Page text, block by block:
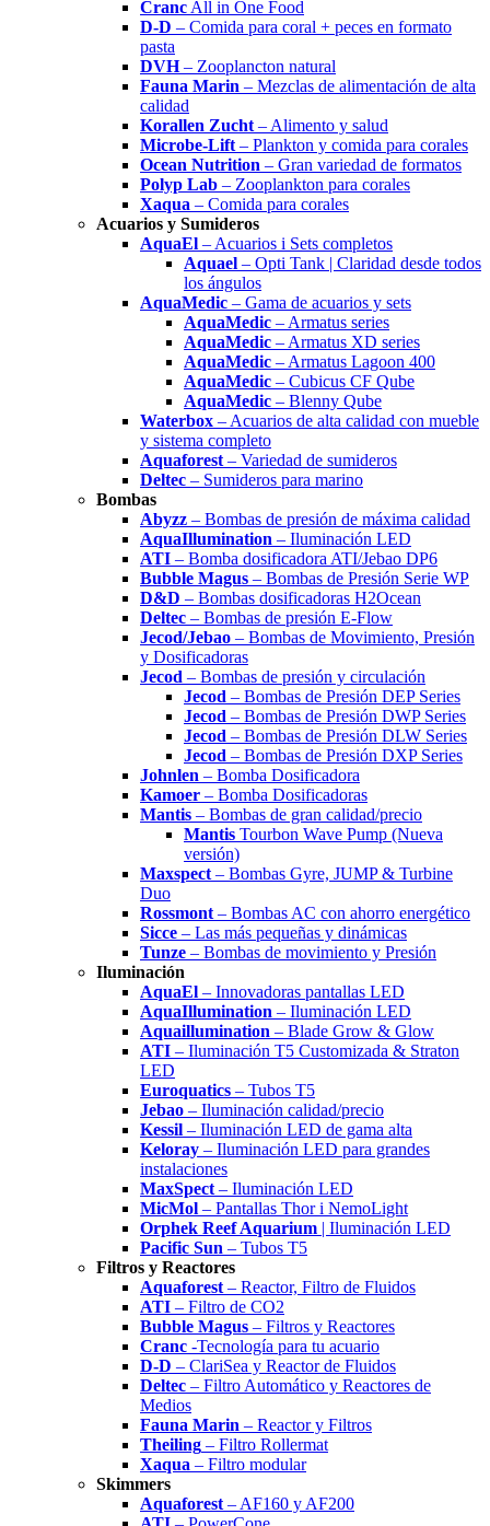
Cranc All in One Food
D-D – Comida para coral + peces en formato
pasta
DVH– Zooplancton natural
Fauna Marin – Mezclas de alimentación de alta
calidad
Korallen Zucht – Alimento y salud
Microbe-Lift – Plankton y comida para corales
Ocean Nutrition – Gran variedad de formatos
Polyp Lab – Zooplankton para corales
Xaqua – Comida para corales
Acuarios y Sumideros
AquaEl – Acuarios i Sets completos
Aquael – Opti Tank | Claridad desde todos
los ángulos
AquaMedic – Gama de acuarios y sets
AquaMedic – Armatus series
AquaMedic – Armatus XD series
AquaMedic – Armatus Lagoon 400
AquaMedic – Cubicus CF Qube
AquaMedic – Blenny Qube
Waterbox – Acuarios de alta calidad con mueble
y sistema completo
Aquaforest – Variedad de sumideros
Deltec – Sumideros para marino
Bombas
Abyzz – Bombas de presión de máxima calidad
AquaIllumination – Iluminación LED
ATI – Bomba dosificadora ATI/Jebao DP6
Bubble Magus – Bombas de Presión Serie WP
D&D – Bombas dosificadoras H2Ocean
Deltec – Bombas de presión E-Flow
Jecod/Jebao – Bombas de Movimiento, Presión
y Dosificadoras
Jecod – Bombas de presión y circulación
Jecod – Bombas de Presión DEP Series
Jecod – Bombas de Presión DWP Series
Jecod – Bombas de Presión DLW Series
Jecod – Bombas de Presión DXP Series
Johnlen – Bomba Dosificadora
Kamoer – Bomba Dosificadoras
Mantis – Bombas de gran calidad/precio
Mantis Tourbon Wave Pump (Nueva
versión)
Maxspect – Bombas Gyre, JUMP & Turbine
Duo
Rossmont – Bombas AC con ahorro energético
Sicce – Las más pequeñas y dinámicas
Tunze – Bombas de movimiento y Presión
Iluminación
AquaEl – Innovadoras pantallas LED
AquaIllumination – Iluminación LED
Aquaillumination – Blade Grow & Glow
ATI – Iluminación T5 Customizada & Straton
LED
Euroquatics – Tubos T5
Jebao – Iluminación calidad/precio
Kessil – Iluminación LED de gama alta
Keloray – Iluminación LED para grandes
instalaciones
MaxSpect – Iluminación LED
MicMol – Pantallas Thor i NemoLight
Orphek Reef Aquarium | Iluminación LED
Pacific Sun – Tubos T5
Filtros y Reactores
Aquaforest – Reactor, Filtro de Fluidos
ATI – Filtro de CO2
Bubble Magus – Filtros y Reactores
Cranc -Tecnología para tu acuario
D-D – ClariSea y Reactor de Fluidos
Deltec – Filtro Automático y Reactores de
Medios
Fauna Marin – Reactor y Filtros
Theiling – Filtro Rollermat
Xaqua – Filtro modular
Skimmers
Aquaforest – AF160 y AF200